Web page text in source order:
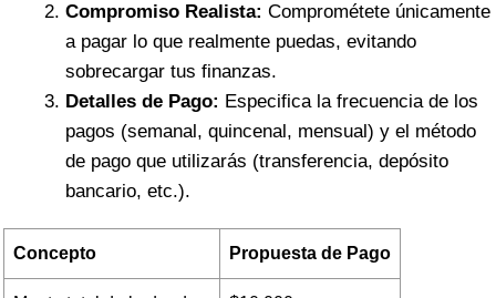
Compromiso Realista: Comprométete únicamente
a pagar lo que realmente puedas, evitando
sobrecargar tus finanzas.
Detalles de Pago: Especifica la frecuencia de los
pagos (semanal, quincenal, mensual) y el método
de pago que utilizarás (transferencia, depósito
bancario, etc.).
Concepto Propuesta de Pago